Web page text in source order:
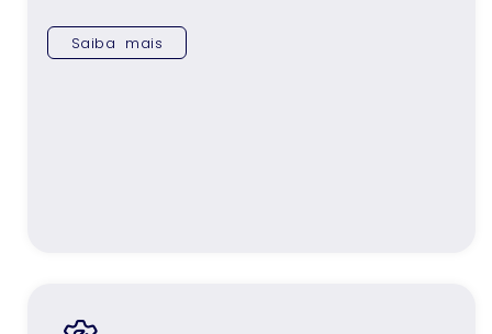
Saiba mais